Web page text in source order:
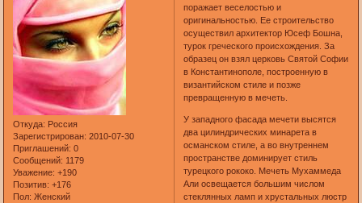
Откуда: Россия
Зарегистрирован: 2010-07-30
Приглашений: 0
Сообщений: 1179
Уважение: +190
Позитив: +176
Пол: Женский
поражает веселостью и
оригинальностью. Ее строительство
осуществил архитектор Юсеф Бошна,
турок греческого происхождения. За
образец он взял церковь Святой Софии
в Константинополе, построенную в
византийском стиле и позже
превращенную в мечеть.
У западного фасада мечети высятся
два цилиндрических минарета в
османском стиле, а во внутреннем
пространстве доминирует стиль
турецкого рококо. Мечеть Мухаммеда
Али освещается большим числом
стеклянных ламп и хрустальных люстр